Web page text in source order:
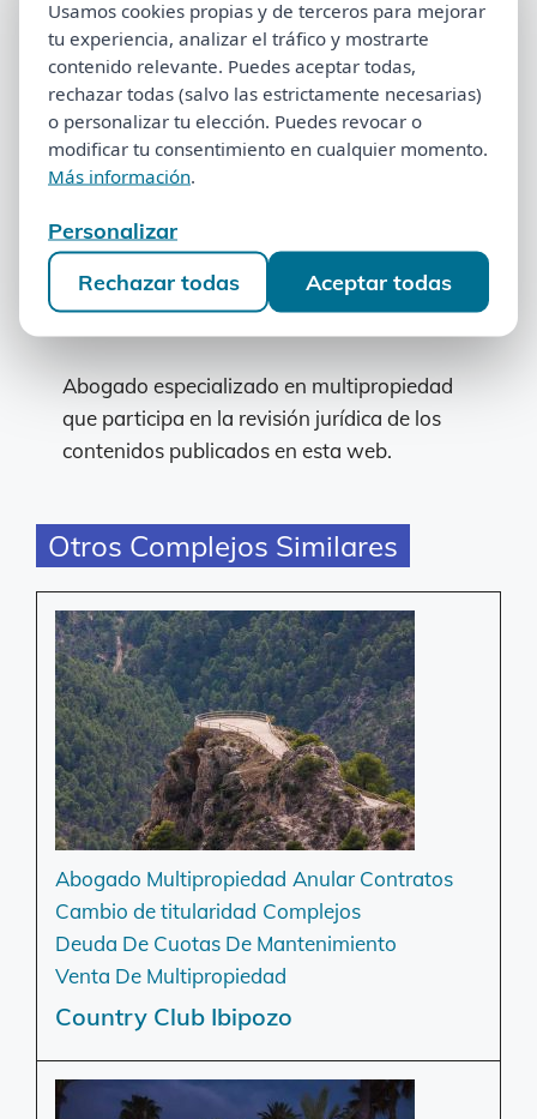
Especialista en multipropiedad y director del
proyecto Abogado de Multipropiedad,
dedicado a analizar y divulgar información
sobre nulidad de contratos de
multipropiedad y cancelación de semanas
Revisión jurídica
Abogado especializado en multipropiedad
que participa en la revisión jurídica de los
contenidos publicados en esta web.
Otros Complejos Similares
Abogado Multipropiedad Anular Contratos
Cambio de titularidad Complejos
Deuda De Cuotas De Mantenimiento
Venta De Multipropiedad
Country Club Ibipozo
Usamos cookies propias y de terceros para mejorar
tu experiencia, analizar el tráfico y mostrarte
contenido relevante. Puedes aceptar todas,
rechazar todas (salvo las estrictamente necesarias)
o personalizar tu elección. Puedes revocar o
modificar tu consentimiento en cualquier momento.
Más información.
Personalizar
Rechazar todas
Aceptar todas
Usamos cookies propias y de terceros para mejorar
tu experiencia, analizar el tráfico y mostrarte
contenido relevante. Puedes aceptar todas,
rechazar todas (salvo las estrictamente necesarias)
o personalizar tu elección. Puedes revocar o
modificar tu consentimiento en cualquier momento.
Más información
Personalizar
Rechazar todas
Aceptar todas